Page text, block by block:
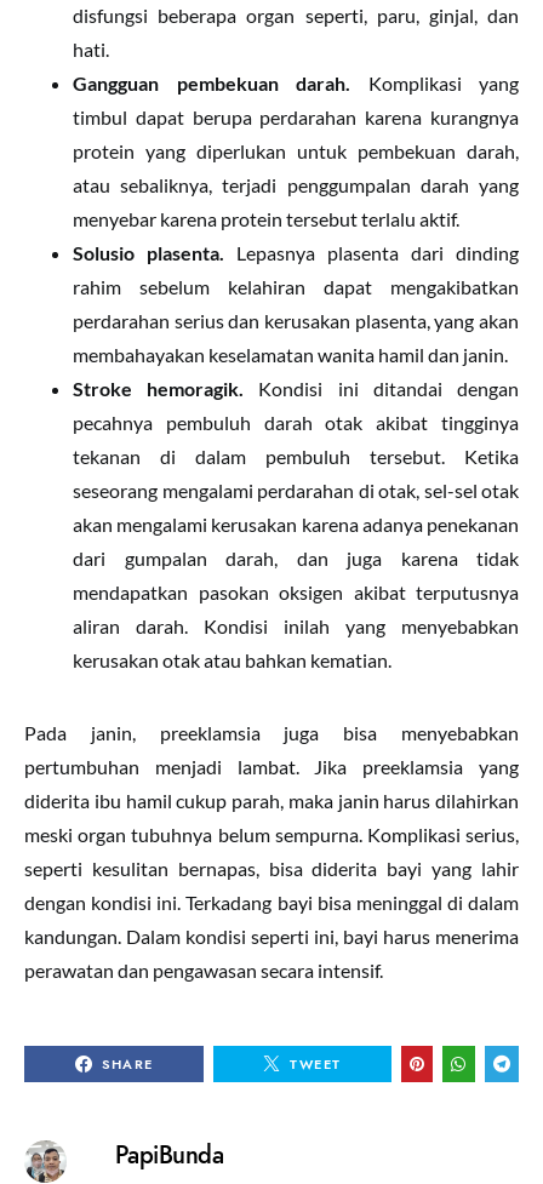
disfungsi beberapa organ seperti, paru, ginjal, dan
hati.
Gangguan pembekuan darah. Komplikasi yang
timbul dapat berupa perdarahan karena kurangnya
protein yang diperlukan untuk pembekuan darah,
atau sebaliknya, terjadi penggumpalan darah yang
menyebar karena protein tersebut terlalu aktif.
Solusio plasenta. Lepasnya plasenta dari dinding
rahim sebelum kelahiran dapat mengakibatkan
perdarahan serius dan kerusakan plasenta, yang akan
membahayakan keselamatan wanita hamil dan janin.
Stroke hemoragik. Kondisi ini ditandai dengan
pecahnya pembuluh darah otak akibat tingginya
tekanan di dalam pembuluh tersebut. Ketika
seseorang mengalami perdarahan di otak, sel-sel otak
akan mengalami kerusakan karena adanya penekanan
dari gumpalan darah, dan juga karena tidak
mendapatkan pasokan oksigen akibat terputusnya
aliran darah. Kondisi inilah yang menyebabkan
kerusakan otak atau bahkan kematian.
Pada janin, preeklamsia juga bisa menyebabkan
pertumbuhan menjadi lambat. Jika preeklamsia yang
diderita ibu hamil cukup parah, maka janin harus dilahirkan
meski organ tubuhnya belum sempurna. Komplikasi serius,
seperti kesulitan bernapas, bisa diderita bayi yang lahir
dengan kondisi ini. Terkadang bayi bisa meninggal di dalam
kandungan. Dalam kondisi seperti ini, bayi harus menerima
perawatan dan pengawasan secara intensif.
SHARE TWEET
PapiBunda